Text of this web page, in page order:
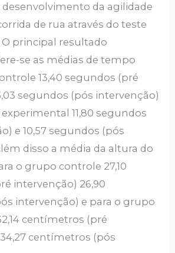
da agilidade
de rua através do teste
principal resultado
se as médias de tempo
13,40 segundos (pré
segundos (pós intervenção)
11,80 segundos
e 10,57 segundos (pós
disso a média da altura do
o grupo controle 27,10
intervenção) 26,90
intervenção) e para o grupo
centímetros (pré
centímetros (pós